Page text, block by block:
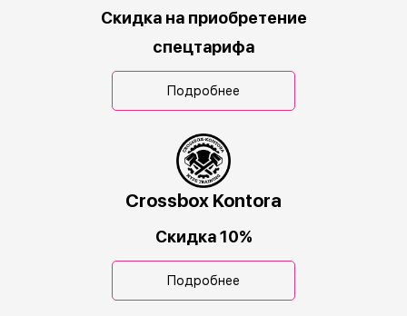
Скидка на приобретение
спецтарифа
Подробнее
Crossbox Kontora
Скидка 10%
Подробнее